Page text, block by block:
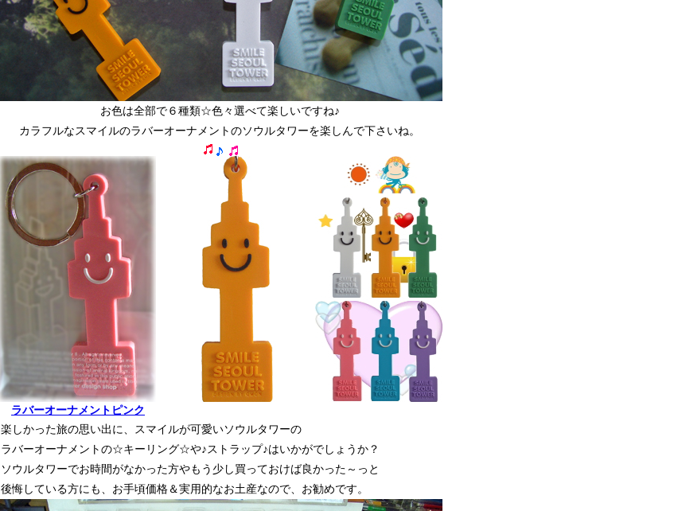
お色は全部で６種類☆色々選べて楽しいですね♪
カラフルなスマイルのラバーオーナメントのソウルタワーを楽しんで下さいね。
ラバーオーナメントピンク
楽しかった旅の思い出に、スマイルが可愛いソウルタワーの
ラバーオーナメントの☆キーリング☆や♪ストラップ♪はいかがでしょうか？
ソウルタワーでお時間がなかった方やもう少し買っておけば良かった～っと
後悔している方にも、お手頃価格＆実用的なお土産なので、お勧めです。